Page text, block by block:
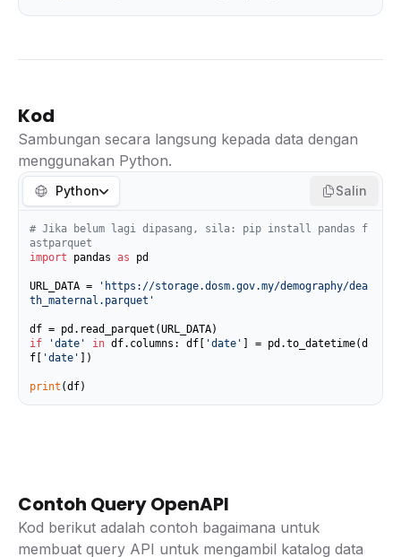
Kod
Sambungan secara langsung kepada data dengan
menggunakan Python.
Python Salin
# Jika belum lagi dipasang, sila: pip install pandas f
astparquet
import pandas as pd
URL_DATA =
'https://storage.dosm.gov.my/demography/dea
th_maternal.parquet'
if
'date' in df.columns: df[ 'date'
] = pd.to_datetime(d
f[
'date' ])
print (df)
Contoh Query OpenAPI
Kod berikut adalah contoh bagaimana untuk
membuat query API untuk mengambil katalog data